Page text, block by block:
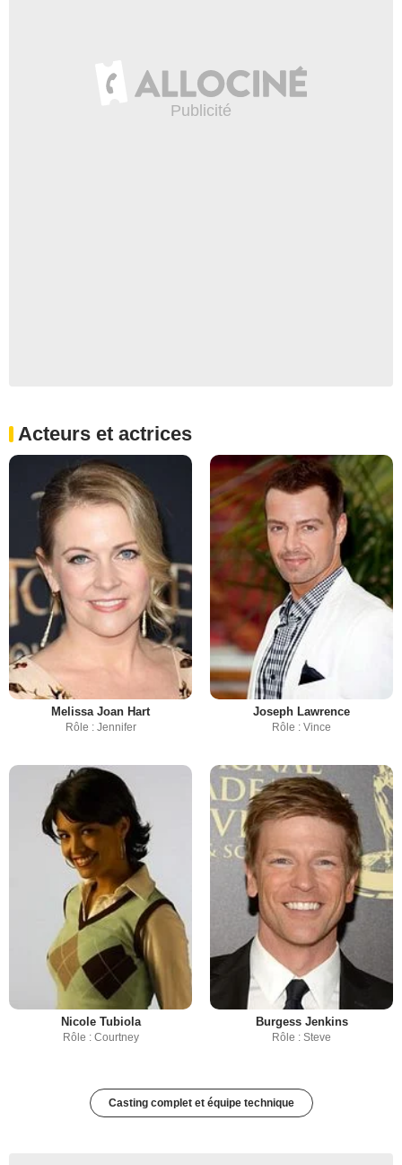
Acteurs et actrices
Melissa Joan Hart
Rôle : Jennifer
Joseph Lawrence
Rôle : Vince
Nicole Tubiola
Rôle : Courtney
Burgess Jenkins
Rôle : Steve
Casting complet et équipe technique